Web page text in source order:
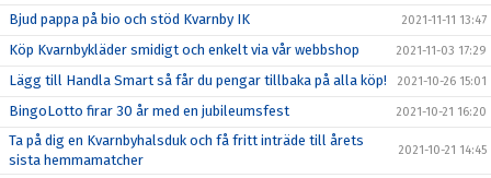
Bjud pappa på bio och stöd Kvarnby IK 2021-11-11 13:47
Köp Kvarnbykläder smidigt och enkelt via vår webbshop 2021-11-03 17:29
Lägg till Handla Smart så får du pengar tillbaka på alla köp! 2021-10-26 15:01
BingoLotto firar 30 år med en jubileumsfest 2021-10-21 16:20
Ta på dig en Kvarnbyhalsduk och få fritt inträde till årets
sista hemmamatcher
2021-10-21 14:45